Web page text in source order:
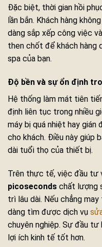
Đặc biệt, thời gian hồi
lần bắn. Khách hàng
dàng sắp xếp công việc
then chốt để khách hàng
spa của bạn.
Độ bền và sự ổn định
Hệ thống làm mát tiên
định liên tục trong nhiều
máy bị quá nhiệt hay gián
cho khách. Điều này giúp
dài tuổi thọ của thiết bị.
Trên thực tế, việc đầu tư
picoseconds chất lượng
trì lâu dài. Nếu chẳng
dàng tìm được dịch vụ
chuyên nghiệp. Sự đầu tư
lợi ích kinh tế tốt hơn.